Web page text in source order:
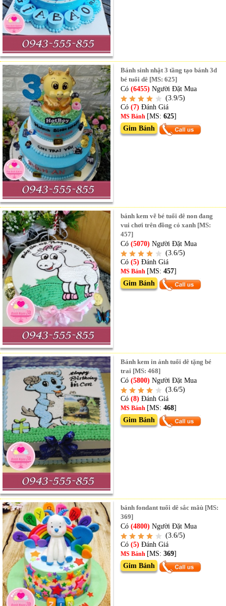
Bánh sinh nhật 3 tầng tạo bánh 3d
bé tuổi dê [MS: 625]
Có(6455) Người Đặt Mua
(3.9/5)
Có (7)Đánh Giá
MS Bánh [MS:625]
Gim Bánh
bánh kem vẽ bé tuổi dê non đang
vui chơi trên đồng cỏ xanh [MS:
457]
Có(5070) Người Đặt Mua
(3.6/5)
Có (5)Đánh Giá
MS Bánh [MS:457]
Gim Bánh
Bánh kem in ảnh tuổi dê tặng bé
trai [MS: 468]
Có(5800) Người Đặt Mua
(3.6/5)
Có (8)Đánh Giá
MS Bánh [MS:468]
Gim Bánh
bánh fondant tuổi dê sắc mâù [MS:
369]
Có(4800) Người Đặt Mua
(3.6/5)
Có (5)Đánh Giá
MS Bánh [MS:369]
Gim Bánh